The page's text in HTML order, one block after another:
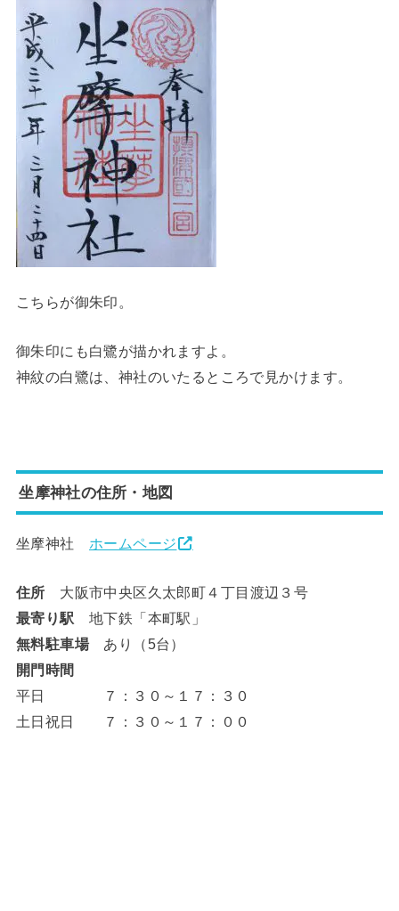
こちらが御朱印。
御朱印にも白鷺が描かれますよ。
神紋の白鷺は、神社のいたるところで見かけます。
坐摩神社の住所・地図
坐摩神社 ホームページ
住所 大阪市中央区久太郎町４丁目渡辺３号
最寄り駅 地下鉄「本町駅」
無料駐車場 あり（5台）
開門時間
平日 ７：３０～１７：３０
土日祝日 ７：３０～１７：００